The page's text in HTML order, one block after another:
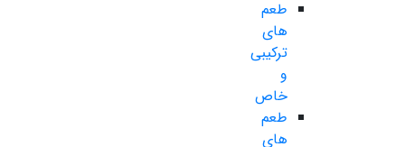
طعم
های
ترکیبی
و
خاص
طعم
های